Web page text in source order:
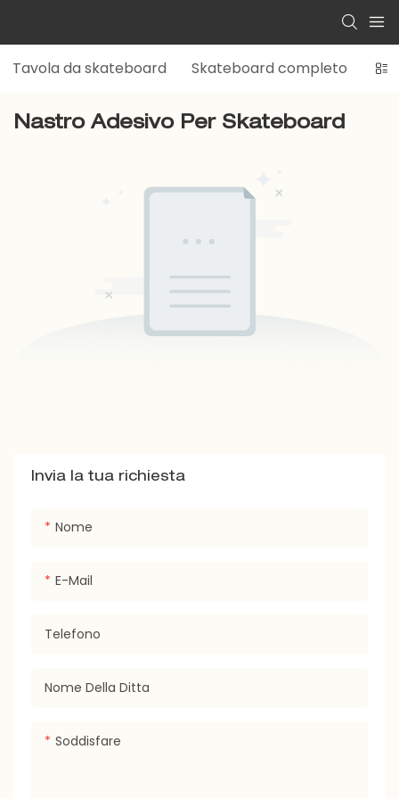
Tavola da skateboard Skateboard completo
Nastro Adesivo Per Skateboard
Invia la tua richiesta
Nome
E-Mail
Telefono
Nome Della Ditta
Soddisfare